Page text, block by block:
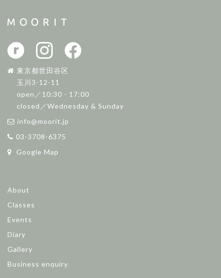
東京都世田谷区
玉川3-12-11
open／10:30 - 17:00
closed／Wednesday & Sunday
info@moorit.jp
03-3708-6375
Google Map
About
Classes
Events
Diary
Gallery
Business enquiry